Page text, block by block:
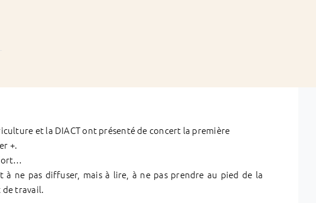
et la DIACT ont présenté de concert la première
+.
ne pas diffuser, mais à lire, à ne pas prendre au pied de la
de travail.